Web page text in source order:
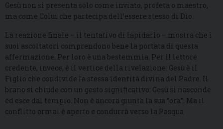
Gesù non si presenta solo come inviato, profeta o maestro,
ma come Colui che partecipa dell’essere stesso di Dio.
La reazione finale – il tentativo di lapidarlo – mostra che i
suoi ascoltatori comprendono bene la portata di questa
affermazione. Per loro è una bestemmia. Per il lettore
credente, invece, è il vertice della rivelazione: Gesù è il
Figlio che condivide la stessa identità divina del Padre. Il
brano si chiude con un gesto significativo: Gesù si nasconde
ed esce dal tempio. Non è ancora giunta la sua “ora”. Ma il
conflitto ormai è aperto e condurrà verso la Pasqua